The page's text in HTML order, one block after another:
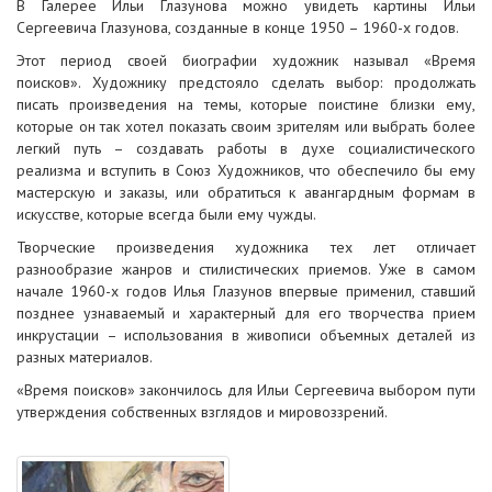
В Галерее Ильи Глазунова можно увидеть картины Ильи
Сергеевича Глазунова, созданные в конце 1950 – 1960-х годов.
Этот период своей биографии художник называл «Время
поисков». Художнику предстояло сделать выбор: продолжать
писать произведения на темы, которые поистине близки ему,
которые он так хотел показать своим зрителям или выбрать более
легкий путь – создавать работы в духе социалистического
реализма и вступить в Союз Художников, что обеспечило бы ему
мастерскую и заказы, или обратиться к авангардным формам в
искусстве, которые всегда были ему чужды.
Творческие произведения художника тех лет отличает
разнообразие жанров и стилистических приемов. Уже в самом
начале 1960-х годов Илья Глазунов впервые применил, ставший
позднее узнаваемый и характерный для его творчества прием
инкрустации – использования в живописи объемных деталей из
разных материалов.
«Время поисков» закончилось для Ильи Сергеевича выбором пути
утверждения собственных взглядов и мировоззрений.